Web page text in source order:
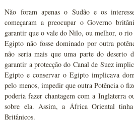
Não foram apenas o Sudão e os
começaram a preocupar o Governo
garantir que o vale do Nilo, ou melhor, o rio
Egipto não fosse dominado por outra
não seria mais que uma parte do deserto
garantir a protecção do Canal de Suez
Egipto e conservar o Egipto implicava
pelo menos, impedir que outra Potência o
poderia fazer chantagem com a Inglaterra
sobre ela. Assim, a África Oriental
Britânicos.